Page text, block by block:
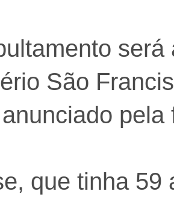
São
pela
que tinha 59